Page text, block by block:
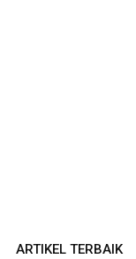
ARTIKEL TERBAIK